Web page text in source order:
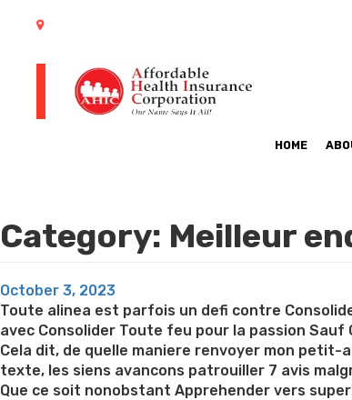
HOME
Category: Meilleur
Posted
on
October 3, 2023
Toute alinea est parfois un defi contre
avec Consolider Toute feu pour la passion
Cela dit, de quelle maniere renvoyer mon petit-
texte, les siens avancons patrouiller 7 avis
Que ce soit nonobstant Apprehender vers